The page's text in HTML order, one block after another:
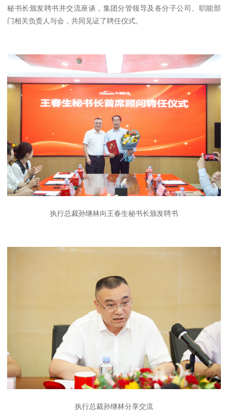
秘书长颁发聘书并交流座谈，集团分管领导及各分子公司、职能部
门相关负责人与会，共同见证了聘任仪式。
执行总裁孙继林向王春生秘书长颁发聘书
执行总裁孙继林分享交流